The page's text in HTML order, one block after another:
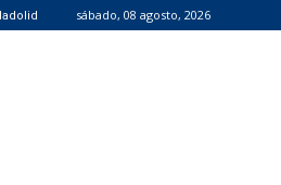
sábado, 08 agosto, 2026